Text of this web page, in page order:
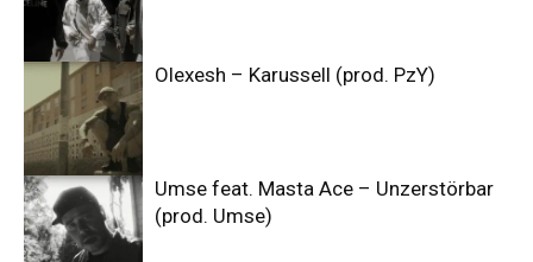
Olexesh – Karussell (prod. PzY)
Umse feat. Masta Ace – Unzerstörbar
(prod. Umse)